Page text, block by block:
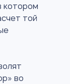
котором
той
во